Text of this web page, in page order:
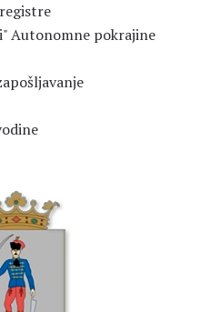
Autonomne pokrajine